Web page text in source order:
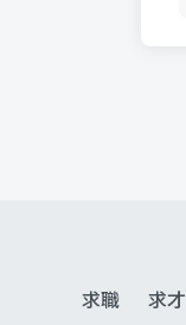
求職 求才